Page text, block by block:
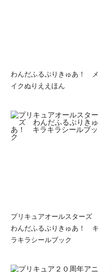
わんだふるぷりきゅあ！ メ
イクぬりええほん
プリキュアオールスターズ
わんだふるぷりきゅあ！ キ
ラキラシールブック